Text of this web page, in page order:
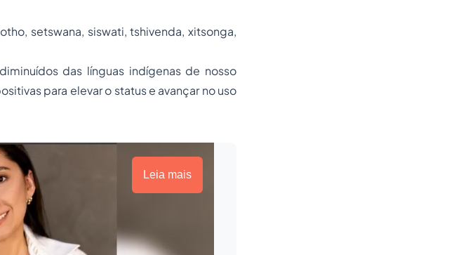
setswana, siswati, tshivenda, xitsonga,
das línguas indígenas de nosso
para elevar o status e avançar no uso
Leia mais